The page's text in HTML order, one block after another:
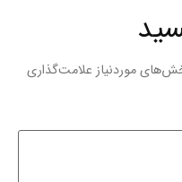
موردنیاز علامت‌گذاری